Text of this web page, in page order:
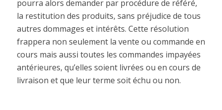
pourra alors demander par procédure de référé,
la restitution des produits, sans préjudice de tous
autres dommages et intérêts. Cette résolution
frappera non seulement la vente ou commande en
cours mais aussi toutes les commandes impayées
antérieures, qu’elles soient livrées ou en cours de
livraison et que leur terme soit échu ou non.